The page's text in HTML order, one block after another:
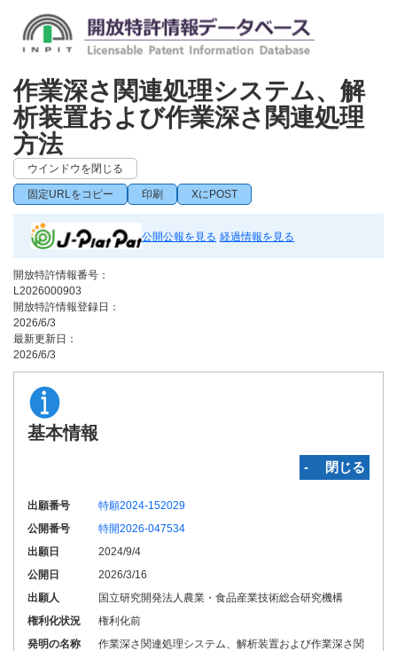
作業深さ関連処理システム、解
析装置および作業深さ関連処理
方法
ウインドウを閉じる
固定URLをコピー 印刷 XにPOST
公開公報を見る 経過情報を見る
開放特許情報番号：
L2026000903
開放特許情報登録日：
2026/6/3
最新更新日：
2026/6/3
基本情報
‐ 閉じる
出願番号
特願2024-152029
公開番号
特開2026-047534
出願日
2024/9/4
公開日
2026/3/16
出願人
国立研究開発法人農業・食品産業技術総合研究機構
権利化状況
権利化前
発明の名称
作業深さ関連処理システム、解析装置および作業深さ関